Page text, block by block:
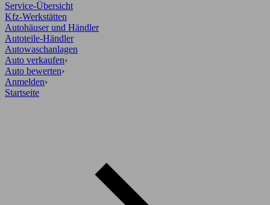
Service-Übersicht
Kfz-Werkstätten
Autohäuser und Händler
Autoteile-Händler
Autowaschanlagen
Auto verkaufen›
Auto bewerten›
Anmelden›
Startseite